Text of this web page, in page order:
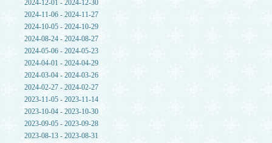
2024-12-01 - 2024-12-30
2024-11-06 - 2024-11-27
2024-10-05 - 2024-10-29
2024-08-24 - 2024-08-27
2024-05-06 - 2024-05-23
2024-04-01 - 2024-04-29
2024-03-04 - 2024-03-26
2024-02-27 - 2024-02-27
2023-11-05 - 2023-11-14
2023-10-04 - 2023-10-30
2023-09-05 - 2023-09-28
2023-08-13 - 2023-08-31